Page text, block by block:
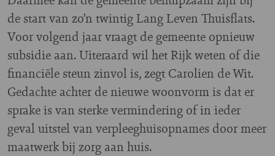
de start van zo’n twintig Lang Leven Thuisflats.
Voor volgend jaar vraagt de gemeente opnieuw
subsidie aan. Uiteraard wil het Rijk weten of die
financiële steun zinvol is, zegt Carolien de Wit.
Gedachte achter de nieuwe woonvorm is dat er
sprake is van sterke vermindering of in ieder
geval uitstel van verpleeghuisopnames door meer
maatwerk bij zorg aan huis.